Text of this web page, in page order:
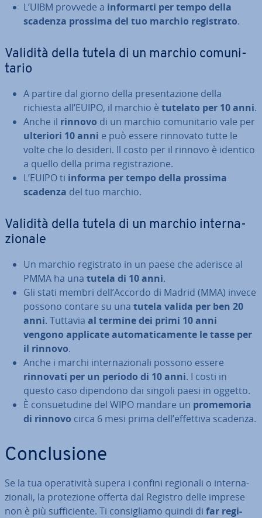
L’UIBM provvede a in­for­mar­ti per tempo della
scadenza prossima del tuo marchio re­gi­stra­to.
Validità della tutela di un marchio co­mu­ni­
ta­rio
A partire dal giorno della pre­sen­ta­zio­ne della
richiesta all’EUIPO, il marchio è tutelato per 10 anni.
Anche il rinnovo di un marchio co­mu­ni­ta­rio vale per
ulteriori 10 anni e può essere rinnovato tutte le
volte che lo desideri. Il costo per il rinnovo è identico
a quello della prima re­gi­stra­zio­ne.
L’EUIPO ti informa per tempo della prossima
scadenza del tuo marchio.
Validità della tutela di un marchio in­ter­na­
zio­na­le
Un marchio re­gi­stra­to in un paese che aderisce al
PMMA ha una tutela di 10 anni.
Gli stati membri dell’Accordo di Madrid (MMA) invece
possono contare su una tutela valida per ben 20
anni. Tuttavia al termine dei primi 10 anni
vengono applicate au­to­ma­ti­ca­men­te le tasse per
il rinnovo.
Anche i marchi in­ter­na­zio­na­li possono essere
rinnovati per un periodo di 10 anni. I costi in
questo caso dipendono dai singoli paesi in oggetto.
È con­sue­tu­di­ne del WIPO mandare un pro­me­mo­ria
di rinnovo circa 6 mesi prima dell’effettiva scadenza.
Con­clu­sio­ne
Se la tua ope­ra­ti­vi­tà supera i confini regionali o in­ter­na­
zio­na­li, la pro­te­zio­ne offerta dal Registro delle imprese
non è più suf­fi­cien­te. Ti con­si­glia­mo quindi di far re­gi­